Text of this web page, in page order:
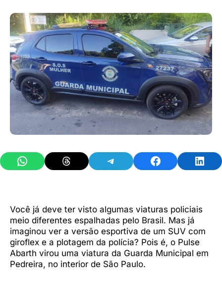
Share on WhatsAppShare on ThreadsShare on TelegramShare on Facebook
Você já deve ter visto algumas viaturas policiais
meio diferentes espalhadas pelo Brasil. Mas já
imaginou ver a versão esportiva de um SUV com
giroflex e a plotagem da polícia? Pois é, o Pulse
Abarth virou uma viatura da Guarda Municipal em
Pedreira, no interior de São Paulo.